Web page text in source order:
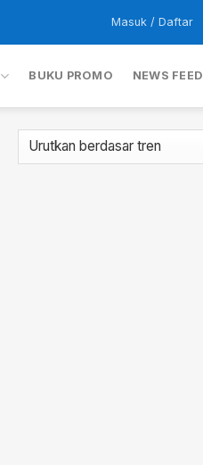
Masuk / Daftar
BUKU PROMO NEWS FEED